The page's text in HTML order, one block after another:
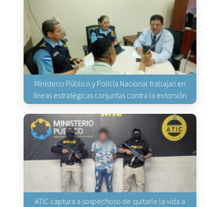
Ministerio Público y Policía Nacional trabajan en
líneas estratégicas conjuntas contra la extorsión
ATIC captura a sospechoso de quitarle la vida a